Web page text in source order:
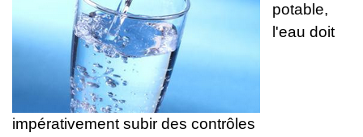
potable,
l'eau doit
impérativement subir des contrôles